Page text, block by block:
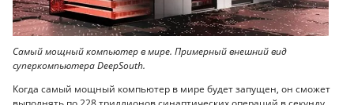
Самый мощный компьютер в мире. Примерный внешний вид
суперкомпьютера DeepSouth.
Когда самый мощный компьютер в мире будет запущен, он сможет